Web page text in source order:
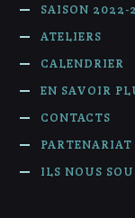
SAISON 2022-
ATELIERS
CALENDRIER
EN SAVOIR
CONTACTS
ILS NOUS